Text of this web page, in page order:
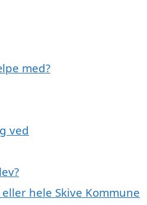
med?
ved
hele Skive Kommune